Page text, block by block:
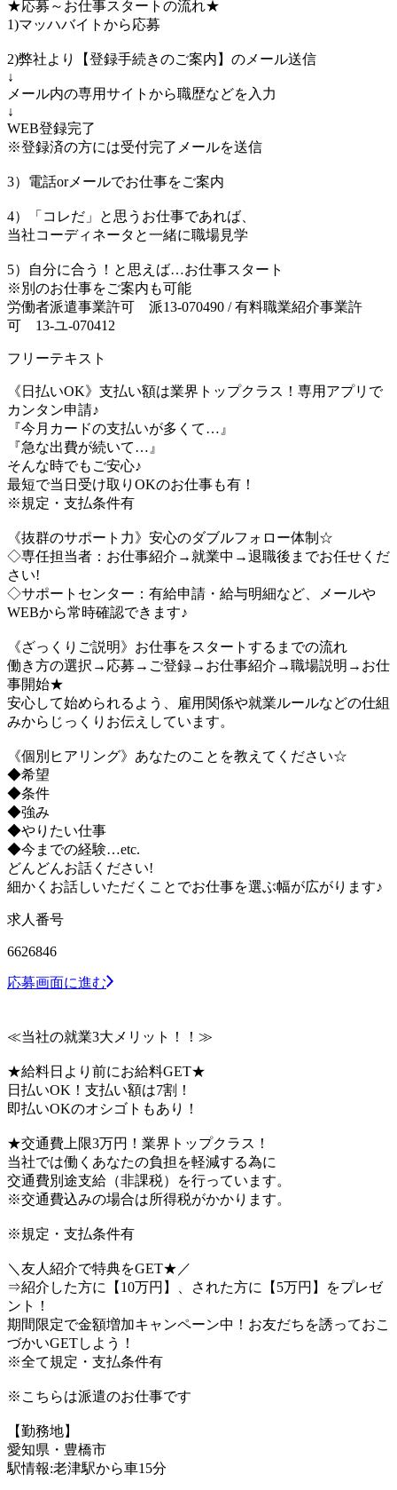
★応募～お仕事スタートの流れ★
1)マッハバイトから応募
2)弊社より【登録手続きのご案内】のメール送信
↓
メール内の専用サイトから職歴などを入力
↓
WEB登録完了
※登録済の方には受付完了メールを送信
3）電話orメールでお仕事をご案内
4）「コレだ」と思うお仕事であれば、
当社コーディネータと一緒に職場見学
5）自分に合う！と思えば…お仕事スタート
※別のお仕事をご案内も可能
労働者派遣事業許可 派13-070490 / 有料職業紹介事業許
可 13-ユ-070412
フリーテキスト
《日払いOK》支払い額は業界トップクラス！専用アプリで
カンタン申請♪
『今月カードの支払いが多くて…』
『急な出費が続いて…』
そんな時でもご安心♪
最短で当日受け取りOKのお仕事も有！
※規定・支払条件有
《抜群のサポート力》安心のダブルフォロー体制☆
◇専任担当者：お仕事紹介→就業中→退職後までお任せくだ
さい!
◇サポートセンター：有給申請・給与明細など、メールや
WEBから常時確認できます♪
《ざっくりご説明》お仕事をスタートするまでの流れ
働き方の選択→応募→ご登録→お仕事紹介→職場説明→お仕
事開始★
安心して始められるよう、雇用関係や就業ルールなどの仕組
みからじっくりお伝えしています。
《個別ヒアリング》あなたのことを教えてください☆
◆希望
◆条件
◆強み
◆やりたい仕事
◆今までの経験…etc.
どんどんお話ください!
細かくお話しいただくことでお仕事を選ぶ幅が広がります♪
求人番号
6626846
応募画面に進む
≪当社の就業3大メリット！！≫
★給料日より前にお給料GET★
日払いOK！支払い額は7割！
即払いOKのオシゴトもあり！
★交通費上限3万円！業界トップクラス！
当社では働くあなたの負担を軽減する為に
交通費別途支給（非課税）を行っています。
※交通費込みの場合は所得税がかかります。
※規定・支払条件有
＼友人紹介で特典をGET★／
⇒紹介した方に【10万円】、された方に【5万円】をプレゼ
ント！
期間限定で金額増加キャンペーン中！お友だちを誘っておこ
づかいGETしよう！
※全て規定・支払条件有
※こちらは派遣のお仕事です
【勤務地】
愛知県・豊橋市
駅情報:老津駅から車15分